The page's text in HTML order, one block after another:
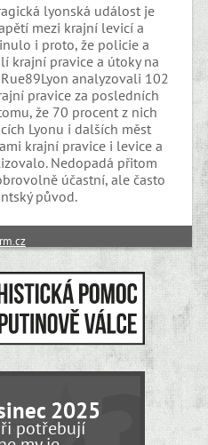
lyonská událost je
mezi krajní levicí a
i proto, že policie a
krajní pravice a útoky na
analyzovali 102
pravice za posledních
že 70 procent z nich
Lyonu i dalších měst
krajní pravice i levice a
Nedopadá přitom
účastní, ale často
původ.
2025
potřebují